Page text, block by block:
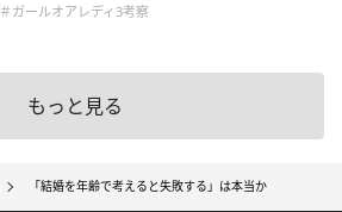
＃ガールオアレディ3考察
もっと見る
「結婚を年齢で考えると失敗する」は本当か